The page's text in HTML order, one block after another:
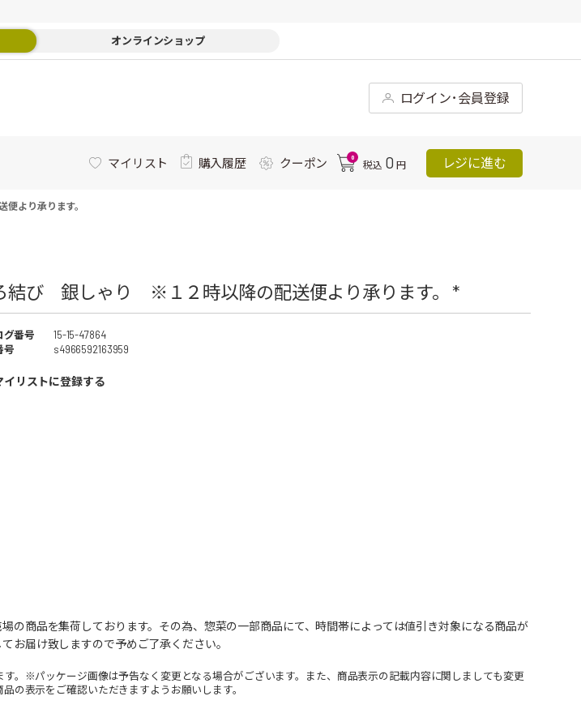
オンラインショップ
ログイン･会員登録
マイリスト 購入履歴 クーポン 0
税込 0 円 レジに進む
より承ります。
結び 銀しゃり ※１２時以降の配送便より承ります。 *
グ番号
15-15-47864
号
s4966592163959
イリストに登録する
の商品を集荷しております。その為、惣菜の一部商品にて、時間帯によっては値引き対象になる商品が
お届け致しますので予めご了承ください。
。※パッケージ画像は予告なく変更となる場合がございます。また、商品表示の記載内容に関しましても変更
の表示をご確認いただきますようお願いします。